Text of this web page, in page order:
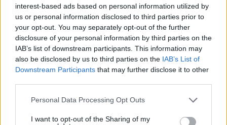
interest-based ads based on personal information utilized by
us or personal information disclosed to third parties prior to
your opt-out. You may separately opt-out of the further
disclosure of your personal information by third parties on the
IAB’s list of downstream participants. This information may
also be disclosed by us to third parties on the IAB’s List of
Downstream Participants that may further disclose it to other
Please note that this website/app uses one or more Google
not limited to your visit or usage behaviour. You may click to
Personal Data Processing Opt Outs
I want to opt-out of the Sharing of my
Γιατί δεν έσωσα το κουτάβι: Ο
ερευνητής που κατέγραφε τη
συμβίωση του μικρού σκυλιού με
αγέλη λύκων εξηγεί γιατί δεν
επενέβη, όταν το είδε άρρωστο
κορωνοϊός; Άλλα έλεγε δημόσια ο